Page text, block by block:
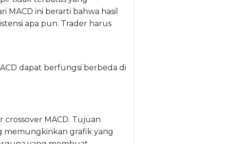
MACD ini berarti bahwa hasil
apa pun. Trader harus
dapat berfungsi berbeda di
crossover MACD. Tujuan
memungkinkan grafik yang